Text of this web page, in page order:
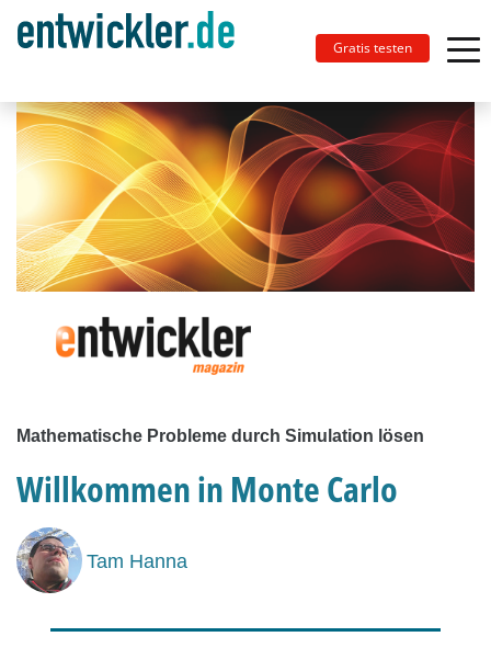
Gratis testen
Mathematische Probleme durch Simulation lösen
Willkommen in Monte Carlo
Tam Hanna